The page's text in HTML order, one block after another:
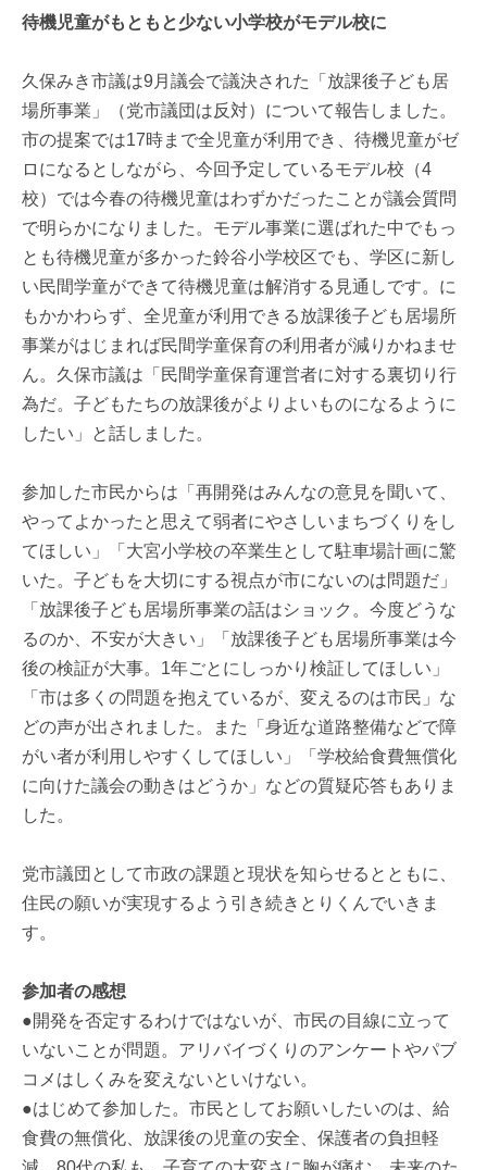
待機児童がもともと少ない小学校がモデル校に
久保みき市議は9月議会で議決された「放課後子ども居
場所事業」（党市議団は反対）について報告しました。
市の提案では17時まで全児童が利用でき、待機児童がゼ
ロになるとしながら、今回予定しているモデル校（4
校）では今春の待機児童はわずかだったことが議会質問
で明らかになりました。モデル事業に選ばれた中でもっ
とも待機児童が多かった鈴谷小学校区でも、学区に新し
い民間学童ができて待機児童は解消する見通しです。に
もかかわらず、全児童が利用できる放課後子ども居場所
事業がはじまれば民間学童保育の利用者が減りかねませ
ん。久保市議は「民間学童保育運営者に対する裏切り行
為だ。子どもたちの放課後がよりよいものになるように
したい」と話しました。
参加した市民からは「再開発はみんなの意見を聞いて、
やってよかったと思えて弱者にやさしいまちづくりをし
てほしい」「大宮小学校の卒業生として駐車場計画に驚
いた。子どもを大切にする視点が市にないのは問題だ」
「放課後子ども居場所事業の話はショック。今度どうな
るのか、不安が大きい」「放課後子ども居場所事業は今
後の検証が大事。1年ごとにしっかり検証してほしい」
「市は多くの問題を抱えているが、変えるのは市民」な
どの声が出されました。また「身近な道路整備などで障
がい者が利用しやすくしてほしい」「学校給食費無償化
に向けた議会の動きはどうか」などの質疑応答もありま
した。
党市議団として市政の課題と現状を知らせるとともに、
住民の願いが実現するよう引き続きとりくんでいきま
す。
参加者の感想
●開発を否定するわけではないが、市民の目線に立って
いないことが問題。アリバイづくりのアンケートやパブ
コメはしくみを変えないといけない。
●はじめて参加した。市民としてお願いしたいのは、給
食費の無償化、放課後の児童の安全、保護者の負担軽